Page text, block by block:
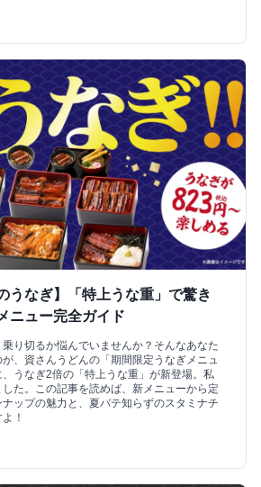
うなぎ】「特上うな重」で驚き
ニュー完全ガイド
り切るか悩んでいませんか？そんなあなた
、資さんうどんの「期間限定うなぎメニュ
うなぎ2倍の「特上うな重」が新登場。私
た。この記事を読めば、新メニューから定
ップの魅力と、夏バテ知らずのスタミナチ
！